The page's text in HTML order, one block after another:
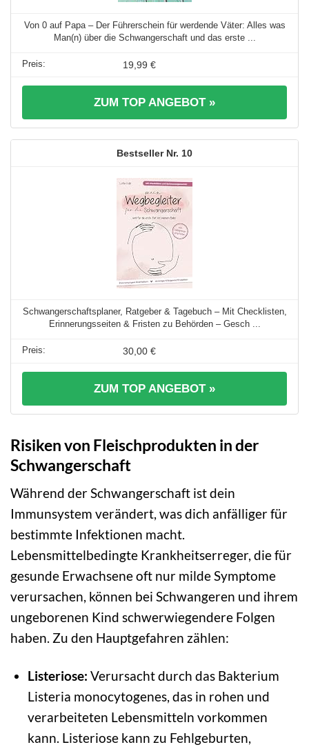
Von 0 auf Papa – Der Führerschein für werdende Väter: Alles was
Man(n) über die Schwangerschaft und das erste ...
19,99 €
ZUM TOP ANGEBOT »
10
Schwangerschaftsplaner, Ratgeber & Tagebuch – Mit Checklisten,
Erinnerungsseiten & Fristen zu Behörden – Gesch ...
30,00 €
ZUM TOP ANGEBOT »
Risiken von Fleischprodukten in der
Schwangerschaft
Während der Schwangerschaft ist dein
Immunsystem verändert, was dich anfälliger für
bestimmte Infektionen macht.
Lebensmittelbedingte Krankheitserreger, die für
gesunde Erwachsene oft nur milde Symptome
verursachen, können bei Schwangeren und ihrem
ungeborenen Kind schwerwiegendere Folgen
haben. Zu den Hauptgefahren zählen:
Listeriose: Verursacht durch das Bakterium
Listeria monocytogenes, das in rohen und
verarbeiteten Lebensmitteln vorkommen
kann. Listeriose kann zu Fehlgeburten,